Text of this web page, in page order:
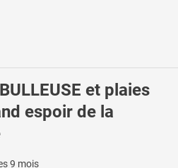
et plaies
espoir de la
9 mois